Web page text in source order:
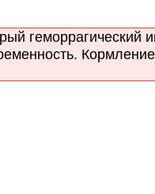
геморрагический